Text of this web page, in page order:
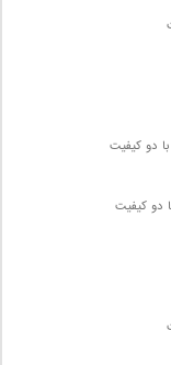
با دو کیفیت
دو کیفیت